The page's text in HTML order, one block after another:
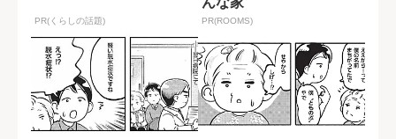
PR(くらしの話題) PR(ROOMS)